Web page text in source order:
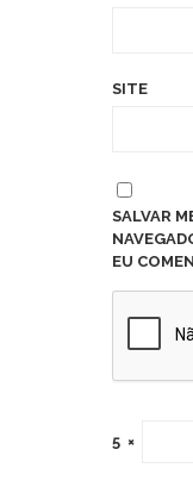
SITE
SALVAR
EU
5 ×